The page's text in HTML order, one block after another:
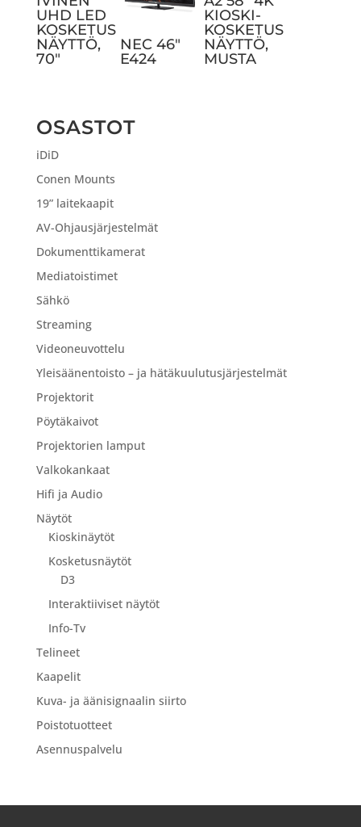
UHD LED
KOSKETUS
NÄYTTÖ,
70″
NEC 46″
E424
KIOSKI-
KOSKETUS
NÄYTTÖ,
MUSTA
OSASTOT
iDiD
Conen Mounts
19” laitekaapit
AV-Ohjausjärjestelmät
Dokumenttikamerat
Mediatoistimet
Sähkö
Streaming
Videoneuvottelu
Yleisäänentoisto – ja hätäkuulutusjärjestelmät
Projektorit
Pöytäkaivot
Projektorien lamput
Valkokankaat
Hifi ja Audio
Näytöt
Kioskinäytöt
Kosketusnäytöt
D3
Interaktiiviset näytöt
Info-Tv
Telineet
Kaapelit
Kuva- ja äänisignaalin siirto
Poistotuotteet
Asennuspalvelu